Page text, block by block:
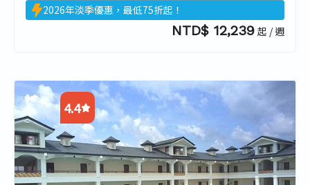
2026年淡季優惠，最低75折起！
NTD$ 12,239 起 / 週
4.4
4.6
4.4
4.1